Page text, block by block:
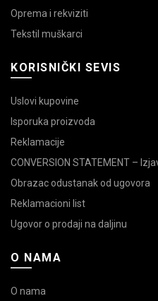
Oprema i rekviziti
Tekstil muškarci
KORISNIČKI SEVIS
Uslovi kupovine
Isporuka proizvoda
Reklamacije
CONVERSION STATEMENT –
Obrazac odustanak od ugovora
Reklamacioni list
Ugovor o prodaji na daljinu
O NAMA
O nama